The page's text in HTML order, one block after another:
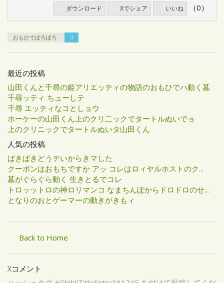
ダウンロード Xでシェア いいね （0）
おもひでぽろぽろ 3
最近の投稿
山田くんと千尋の姫アリエッティの物語のおもひでハ動く墓
千尋ッティ ちューしテ
千尋 エッティなコとしョウ
ホーケーの山田くん上のクリ二ックでタートルぬいでョ
上のクリニックでタートルぬいタ山田くん
人気の投稿
ばきばきどうテいからきマした
クーポンはおもちですか アッ コレはロィヤルホストのク...
墓がぐらぐら動く 生きとるでコレ
トロッットロの神ロリマンコ なまちんぽからドロドロのせ...
となりのおとゲーマーの動きがきもィ
Back to Home
Xコメント